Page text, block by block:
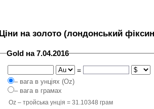
Ціни на золото (лондонський
Gold на 7.04.2016
=
– вага в унціях (Oz)
– вага в грамах
Oz – тройська унція = 31.10348 грам